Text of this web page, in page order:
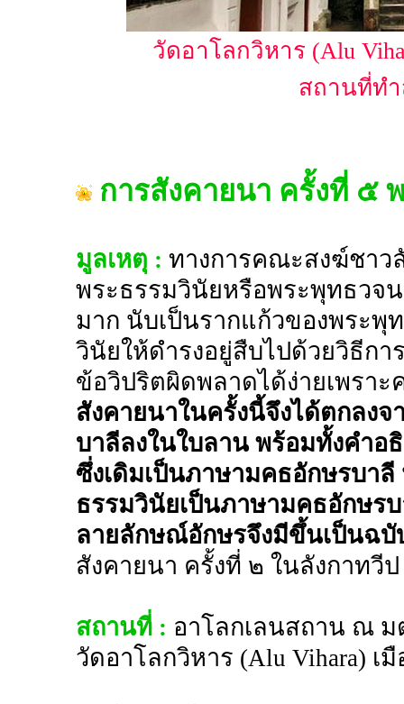
วัดอาโลกวิหาร (Alu
สถานที่ท
การสังคายนา ครั้งที่ ๕
มูลเหตุ : ทางการคณะสงฆ์ชาว
พระธรรมวินัยหรือพระพุทธวจ
มาก นับเป็นรากแก้วของพระ
วินัยให้ดำรงอยู่สืบไปด้วยวิธีก
ข้อวิปริตผิดพลาดได้ง่ายเพรา
สังคายนาในครั้งนี้จึงได้ตกลง
บาลีลงในใบลาน พร้อมทั้งคำอ
ซึ่งเดิมเป็นภาษามคธอักษรบา
ธรรมวินัยเป็นภาษามคธอักษร
ลายลักษณ์อักษรจึงมีขึ้นเป็นฉ
สังคายนา ครั้งที่ ๒ ในลังกาทวีป
สถานที่ : อาโลกเลนสถาน ณ
วัดอาโลกวิหาร (Alu Vihara) เ